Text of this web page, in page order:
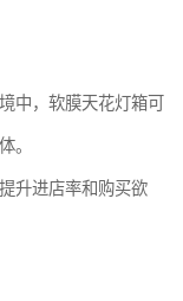
中，软膜天花灯箱可
。
升进店率和购买欲